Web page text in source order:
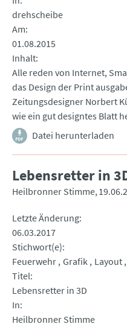
drehscheibe
Am
01.08.2015
Inhalt
Alle reden von Internet,
das Design der Print
Zeitungsdesigner Norbert
wie ein gut designtes Blatt
Datei herunterladen
Lebensretter in
Heilbronner Stimme
Letzte Änderung
06.03.2017
Stichwort(e)
Feuerwehr Grafik Layout
Titel
Lebensretter in 3D
In
Heilbronner Stimme